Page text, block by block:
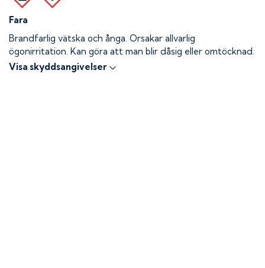
Fara
Brandfarlig vätska och ånga. Orsakar allvarlig
ögonirritation. Kan göra att man blir dåsig eller omtöcknad.
Visa skyddsangivelser